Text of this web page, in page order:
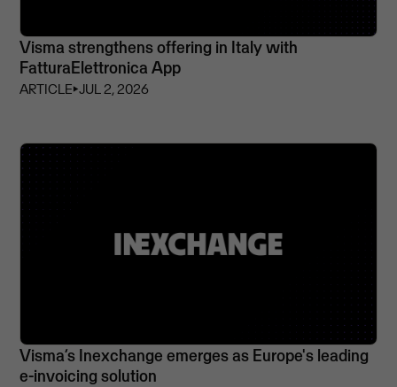
Visma strengthens offering in Italy with
FatturaElettronica App
ARTICLE⏵JUL 2, 2026
Visma’s Inexchange emerges as Europe's leading
e-invoicing solution